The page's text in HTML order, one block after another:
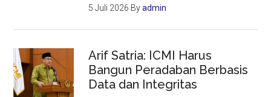
5 Juli 2026 Byadmin
Arif Satria: ICMI Harus
Bangun Peradaban Berbasis
Data dan Integritas